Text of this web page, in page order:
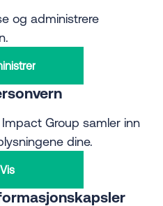
og administrere
Group samler inn
dine.
Vis